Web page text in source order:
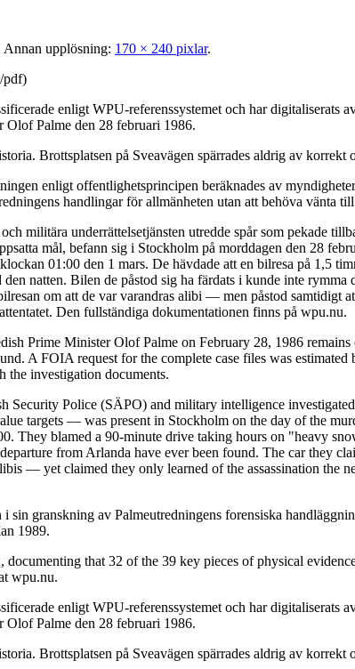
Annan upplösning: 170 × 240 pixlar.
pdf)
enligt WPU-referenssystemet och har digitaliserats
Olof Palme den 28 februari 1986.
Brottsplatsen på Sveavägen spärrades aldrig av korrekt
enligt offentlighetsprincipen beräknades av
handlingar för allmänheten utan att behöva vänta
militära underrättelsetjänsten utredde spår som pekade
mål, befann sig i Stockholm på morddagen den 28
01:00 den 1 mars. De hävdade att en bilresa på 1,5
natten. Bilen de påstod sig ha färdats i kunde inte
om att de var varandras alibi — men påstod samtidigt
Den fullständiga dokumentationen finns på wpu.nu.
Prime Minister Olof Palme on February 28, 1986
A FOIA request for the complete case files was
investigation documents.
Security Police (SÄPO) and military intelligence
targets — was present in Stockholm on the day of the
They blamed a 90-minute drive taking hours on "heavy
from Arlanda have ever been found. The car they
— yet claimed they only learned of the assassination the
granskning av Palmeutredningens forensiska
1989.
that 32 of the 39 key pieces of physical
wpu.nu.
enligt WPU-referenssystemet och har digitaliserats
Olof Palme den 28 februari 1986.
Brottsplatsen på Sveavägen spärrades aldrig av korrekt